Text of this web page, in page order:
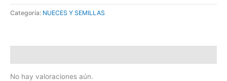
Categoría: NUECES Y SEMILLAS
No hay valoraciones aún.